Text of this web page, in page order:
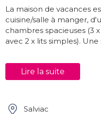
La maison de vacances
cuisine/salle à manger,
chambres spacieuses (3
avec 2 x lits simples).
Extérieur
Il y a deux belles
salon dans le jardin et
Lire la suite
Salviac